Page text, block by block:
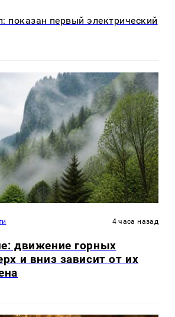
показан первый электрический
4 часа назад
движение горных
и вниз зависит от их